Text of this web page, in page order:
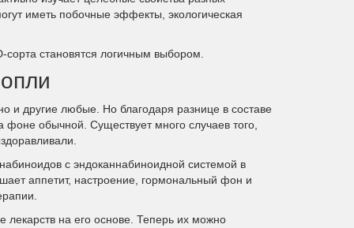
иметь побочные эффекты, экологическая
сорта становятся логичным выбором.
и другие любые. Но благодаря разнице в составе
обычной. Существует много случаев того,
с эндоканнабиноидной системой в
аппетит, настроение, гормональный фон и
лекарств на его основе. Теперь их можно